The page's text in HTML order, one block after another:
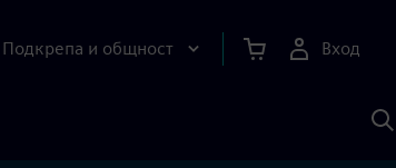
Подкрепа и общност Вход
с